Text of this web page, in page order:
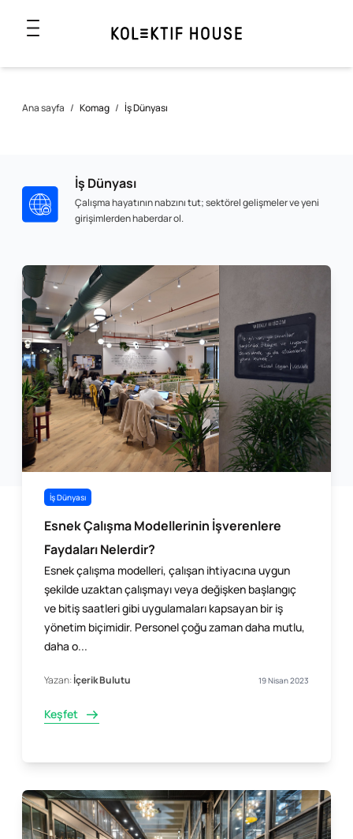
Ana sayfa / Komag / İş Dünyası
İş Dünyası
Çalışma hayatının nabzını tut; sektörel gelişmeler ve yeni
girişimlerden haberdar ol.
İş Dünyası
Esnek Çalışma Modellerinin İşverenlere
Faydaları Nelerdir?
Esnek çalışma modelleri, çalışan ihtiyacına uygun
şekilde uzaktan çalışmayı veya değişken başlangıç
ve bitiş ​saatleri gibi uygulamaları kapsayan bir iş
yönetim biçimidir. Personel çoğu zaman daha mutlu,
daha o...
Yazan:İçerik Bulutu 19 Nisan 2023
Keşfet